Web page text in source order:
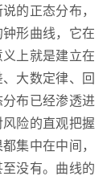
的正态分布，
形曲线，它在
上就是建立在
大数定律、回
布已经渗透进
险的直观把握
集中在中间，
没有。曲线的